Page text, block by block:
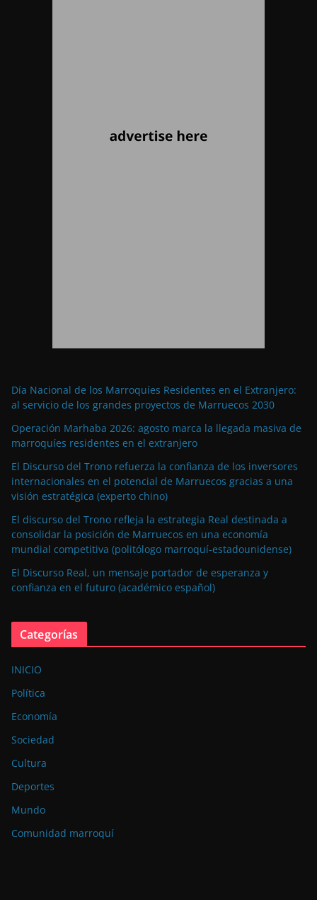
Día Nacional de los Marroquíes Residentes en el Extranjero:
al servicio de los grandes proyectos de Marruecos 2030
Operación Marhaba 2026: agosto marca la llegada masiva de
marroquíes residentes en el extranjero
El Discurso del Trono refuerza la confianza de los inversores
internacionales en el potencial de Marruecos gracias a una
visión estratégica (experto chino)
El discurso del Trono refleja la estrategia Real destinada a
consolidar la posición de Marruecos en una economía
mundial competitiva (politólogo marroquí-estadounidense)
El Discurso Real, un mensaje portador de esperanza y
confianza en el futuro (académico español)
Categorías
INICIO
Política
Economía
Sociedad
Cultura
Deportes
Mundo
Comunidad marroquí